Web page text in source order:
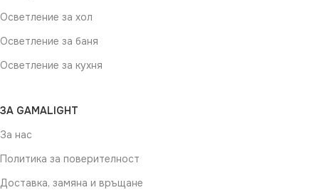
Осветление за хол
Осветление за баня
Осветление за кухня
ЗА GAMALIGHT
За нас
Политика за поверителност
Доставка, замяна и връщане